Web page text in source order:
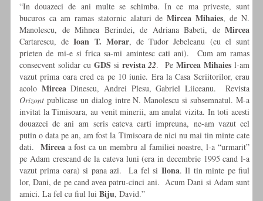
“In douazeci de ani multe se schimba. In ce ma priveste, sunt
bucuros ca am ramas statornic alaturi deMircea Mihaies, de N.
Manolescu, de Mihnea Berindei, de Adriana Babeti, deMircea
Cartarescu, deIoan T. Morar, de Tudor Jebeleanu (cu el sunt
prieten de mi-e si frica sa-mi amintesc cati ani). Cum am ramas
consecvent solidar cu GDS si revista22. PeMircea Mihaies l-am
vazut prima oara cred ca pe 10 iunie. Era la Casa Scriitorilor, erau
acolo MirceaDinescu, Andrei Plesu, Gabriel Liiceanu. Revista
Orizont publicase un dialog intre N. Manolescu si subsemnatul. M-a
invitat la Timisoara, au venit minerii, am anulat vizita. In toti acesti
douazeci de ani am scris cateva carti impreuna, ne-am vazut cel
putin o data pe an, am fost la Timisoara de nici nu mai tin minte cate
dati. Mirceaa fost ca un membru al familiei noastre, l-a “urmarit”
pe Adam crescand de la cateva luni (era in decembrie 1995 cand l-a
vazut prima oara) si pana azi. La fel si Ilona. Il tin minte pe fiul
lor, Dani, de pe cand avea patru-cinci ani. Acum Dani si Adam sunt
amici. La fel cu fiul lui Biju, David.”